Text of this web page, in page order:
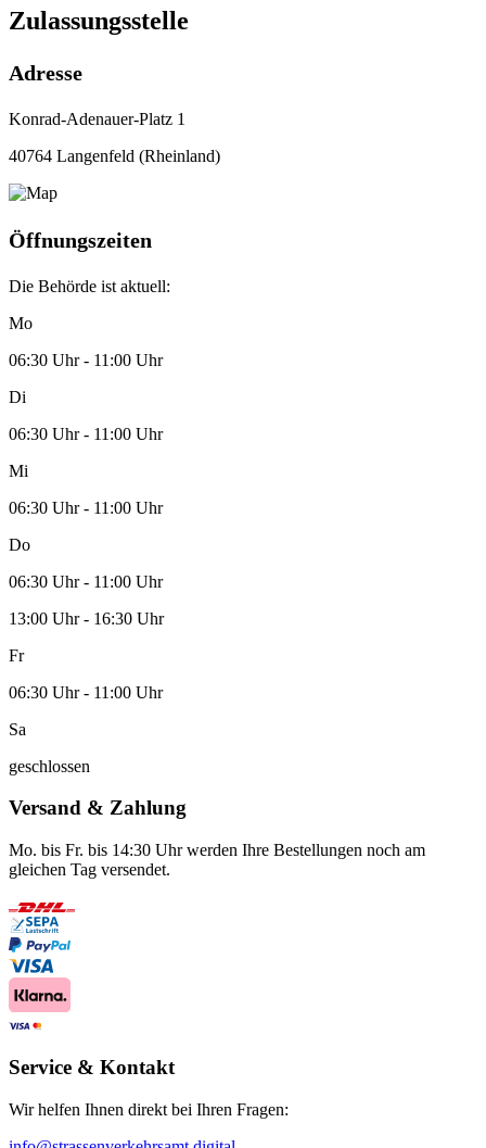
Zulassungsstelle
Adresse
Konrad-Adenauer-Platz 1
40764 Langenfeld (Rheinland)
Öffnungszeiten
Die Behörde ist aktuell:
Mo
06:30 Uhr - 11:00 Uhr
Di
06:30 Uhr - 11:00 Uhr
Mi
06:30 Uhr - 11:00 Uhr
Do
06:30 Uhr - 11:00 Uhr
13:00 Uhr - 16:30 Uhr
Fr
06:30 Uhr - 11:00 Uhr
Sa
geschlossen
Versand & Zahlung
Mo. bis Fr. bis 14:30 Uhr werden Ihre Bestellungen noch am
gleichen Tag versendet.
Service & Kontakt
Wir helfen Ihnen direkt bei Ihren Fragen: